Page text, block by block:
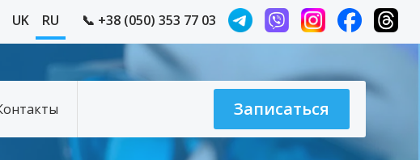
UK RU 📞 +38 (050) 353 77 03
Записаться